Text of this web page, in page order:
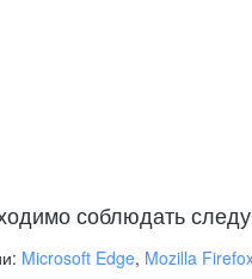
соблюдать
Microsoft Edge, Mozilla